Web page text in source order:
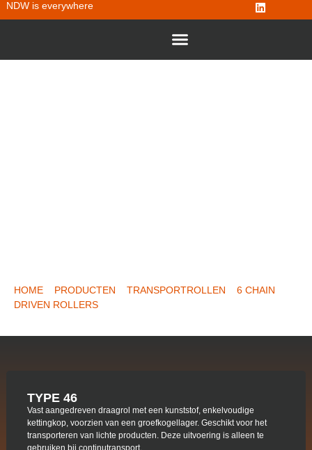
NDW is everywhere
HOME PRODUCTEN TRANSPORTROLLEN
6 CHAIN
DRIVEN ROLLERS
TYPE 46
Vast aangedreven draagrol met een kunststof, enkelvoudige
kettingkop, voorzien van een groefkogellager. Geschikt voor het
transporteren van lichte producten. Deze uitvoering is alleen te
gebruiken bij continutransport.